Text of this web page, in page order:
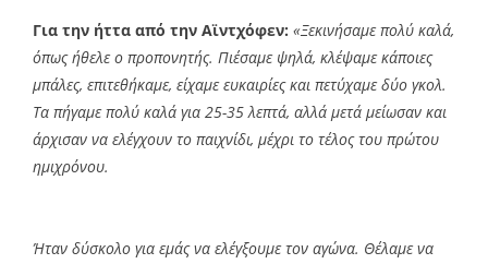
Για την ήττα από την Αϊντχόφεν: «Ξεκινήσαμε πολύ καλά,
όπως ήθελε ο προπονητής. Πιέσαμε ψηλά, κλέψαμε κάποιες
μπάλες, επιτεθήκαμε, είχαμε ευκαιρίες και πετύχαμε δύο γκολ.
Τα πήγαμε πολύ καλά για 25-35 λεπτά, αλλά μετά μείωσαν και
άρχισαν να ελέγχουν το παιχνίδι, μέχρι το τέλος του πρώτου
ημιχρόνου.
Ήταν δύσκολο για εμάς να ελέγξουμε τον αγώνα. Θέλαμε να